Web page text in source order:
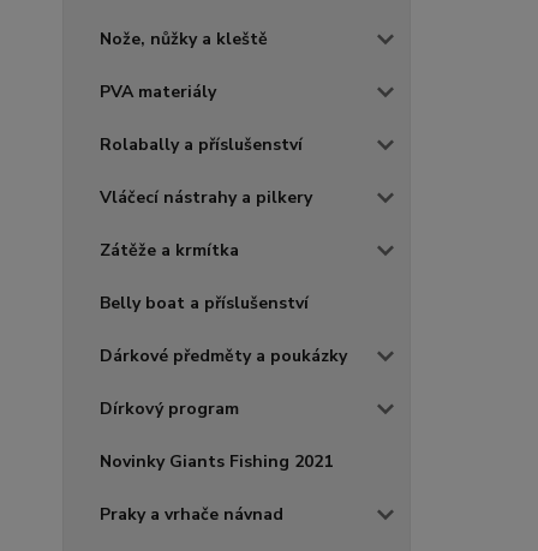
Nože, nůžky a kleště
PVA materiály
Rolabally a příslušenství
Vláčecí nástrahy a pilkery
Zátěže a krmítka
Belly boat a příslušenství
Dárkové předměty a poukázky
Dírkový program
Novinky Giants Fishing 2021
Praky a vrhače návnad